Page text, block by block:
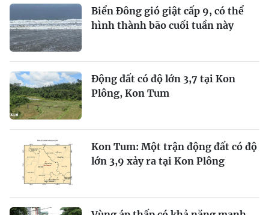
Biển Đông gió giật cấp 9, có thể
hình thành bão cuối tuần này
Động đất có độ lớn 3,7 tại Kon
Plông, Kon Tum
Kon Tum: Một trận động đất có độ
lớn 3,9 xảy ra tại Kon Plông